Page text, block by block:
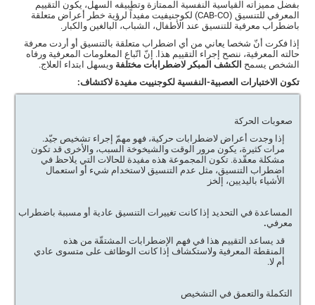
بفضل مميزاته القياسية النفسية الممتازة وتطبيقه السهل، يكون التقييم
المعرفي للتنسيق (CAB-CO) لكوجنيفيت مفيداً لرؤية خطر أعراض متعلقة
باضطراب معرفية للتنسيق عند الأطفال، الشباب، البالغين والكبار.
إذا فكرت أنّ شخصا يعاني من أي اضطراب متعلقة بالتنسيق أو أردت معرفة
حالته المعرفية، ننصح إجراء التقييم هذا. إنّ اتّباع المعلومات المعرفية ورفاه
الشخص يسمح الكشف المبكر لاضطرابات مختلفة ويسهل ابتداء العلاج.
تكون الاختبارات العصبية-النفسية لكوجنييت مفيدة لاكتشاف:
صعوبات الحركة
إذا وجدت أعراض لاضطرابات حركية، فهو مهمّ إجراء تشخيص جيّد.
مرات كثيرة، يكون مرور الوقت والشيخوخة السبب، والأخرى قد تكون
مشكلة معقّدة. تكون المجموعة هذه مفيدة للحالات التي يلاحظ في
اضطراب التنسيق، مثل عدم التنسيق لاستخدام شيء أو استعمال
الأشياء باليديين، إلخز
المساعدة في التحديد إذا كانت تغييرات التنسيق عادية أو مسببة باضطراب
معرفي.
قد يساعد التقييم هذا في فهم الإضطرابات المشتقّة من هذه
المنقطة المعرفية ولاستكشاف إذا كانت الوظائف على متسوى عادي
أم لا.
التكملة والتعمق في التشخيص